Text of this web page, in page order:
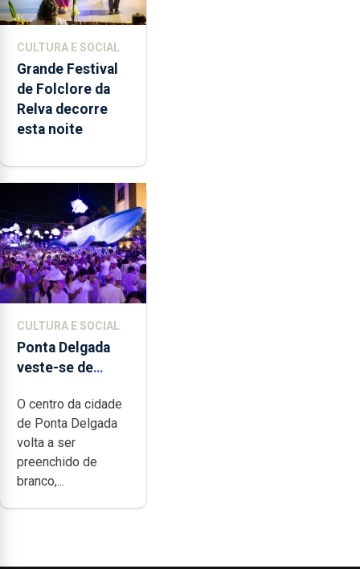
CULTURA E SOCIAL
Grande Festival
de Folclore da
Relva decorre
esta noite
CULTURA E SOCIAL
Ponta Delgada
veste-se de
O centro da cidade
de Ponta Delgada
volta a ser
preenchido de
branco,...